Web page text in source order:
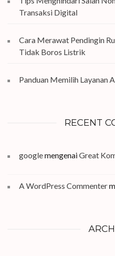
Transaksi Digital
Cara Merawat Pendingin
Tidak Boros Listrik
Panduan Memilih Layanan
RECENT
googlemengenaiGreat
A WordPress Commenter